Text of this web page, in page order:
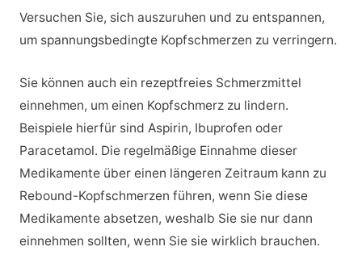
Versuchen Sie, sich auszuruhen und zu entspannen,
um spannungsbedingte Kopfschmerzen zu verringern.
Sie können auch ein rezeptfreies Schmerzmittel
einnehmen, um einen Kopfschmerz zu lindern.
Beispiele hierfür sind Aspirin, Ibuprofen oder
Paracetamol. Die regelmäßige Einnahme dieser
Medikamente über einen längeren Zeitraum kann zu
Rebound-Kopfschmerzen führen, wenn Sie diese
Medikamente absetzen, weshalb Sie sie nur dann
einnehmen sollten, wenn Sie sie wirklich brauchen.